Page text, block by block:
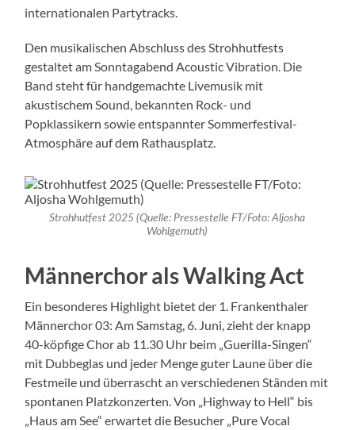
internationalen Partytracks.
Den musikalischen Abschluss des Strohhutfests
gestaltet am Sonntagabend Acoustic Vibration. Die
Band steht für handgemachte Livemusik mit
akustischem Sound, bekannten Rock- und
Popklassikern sowie entspannter Sommerfestival-
Atmosphäre auf dem Rathausplatz.
Strohhutfest 2025 (Quelle: Pressestelle FT/Foto: Aljosha
Wohlgemuth)
Männerchor als Walking Act
Ein besonderes Highlight bietet der 1. Frankenthaler
Männerchor 03: Am Samstag, 6. Juni, zieht der knapp
40-köpfige Chor ab 11.30 Uhr beim „Guerilla-Singen“
mit Dubbeglas und jeder Menge guter Laune über die
Festmeile und überrascht an verschiedenen Ständen mit
spontanen Platzkonzerten. Von „Highway to Hell“ bis
„Haus am See“ erwartet die Besucher „Pure Vocal